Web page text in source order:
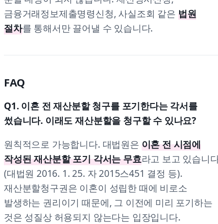
금융거래정보제출명령신청, 사실조회 같은 법원
절차를 통해서만 끌어낼 수 있습니다.
FAQ
Q1. 이혼 전 재산분할 청구를 포기한다는 각서를
썼습니다. 이래도 재산분할을 청구할 수 있나요?
원칙적으로 가능합니다. 대법원은 이혼 전 시점에
작성된 재산분할 포기 각서는 무효라고 보고 있습니
(대법원 2016. 1. 25. 자 2015스451 결정 등).
재산분할청구권은 이혼이 성립한 때에 비로소
발생하는 권리이기 때문에, 그 이전에 미리 포기하는
것은 성질상 허용되지 않는다는 입장입니다.